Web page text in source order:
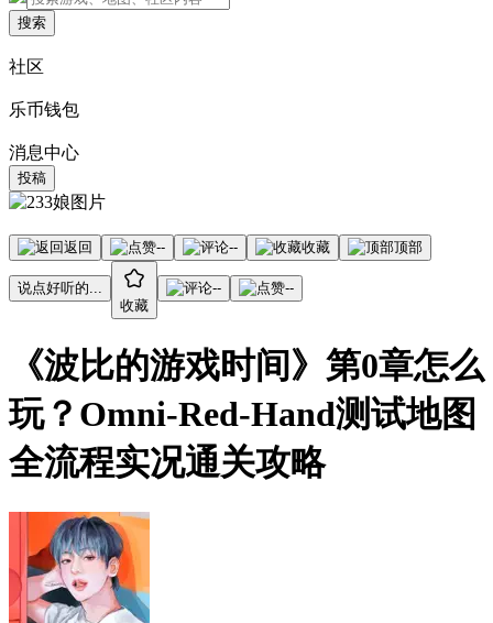
搜索
社区
乐币钱包
消息中心
投稿
返回 -- -- 收藏 顶部
说点好听的...
收藏
-- --
《波比的游戏时间》第0章怎么
玩？Omni-Red-Hand测试地图
全流程实况通关攻略